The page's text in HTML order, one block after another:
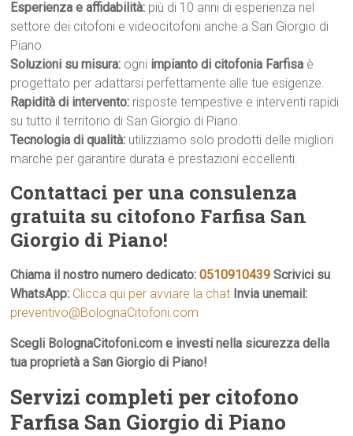
Esperienza e affidabilità: più di 10 anni di esperienza nel
settore dei citofoni e videocitofoni anche a San Giorgio di
Piano.
Soluzioni su misura: ogni impianto di citofonia Farfisa è
progettato per adattarsi perfettamente alle tue esigenze.
Rapidità di intervento: risposte tempestive e interventi rapidi
su tutto il territorio di San Giorgio di Piano.
Tecnologia di qualità: utilizziamo solo prodotti delle migliori
marche per garantire durata e prestazioni eccellenti.
Contattaci per una consulenza
gratuita su citofono Farfisa San
Giorgio di Piano!
Chiama il nostro numero dedicato:0510910439 Scrivici su
WhatsApp: Clicca qui per avviare la chat Invia unemail:
preventivo@BolognaCitofoni.com
Scegli BolognaCitofoni.com e investi nella sicurezza della
tua proprietà a San Giorgio di Piano!
Servizi completi per citofono
Farfisa San Giorgio di Piano